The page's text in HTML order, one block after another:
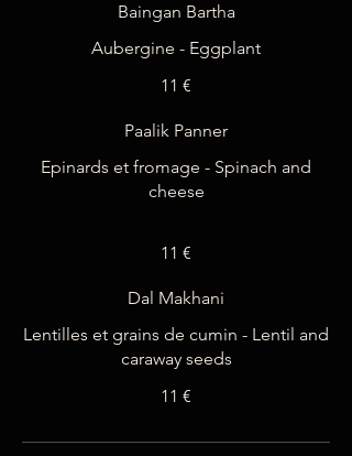
Baingan Bartha
11 €
Paalik Panner
Epinards et fromage - Spinach and
cheese
11 €
Dal Makhani
Lentilles et grains de cumin - Lentil and
11 €